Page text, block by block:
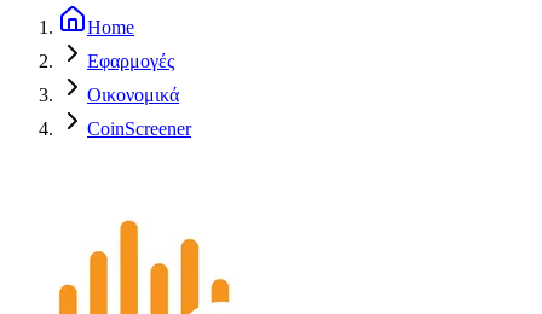
Home
Εφαρμογές
Οικονομικά
CoinScreener